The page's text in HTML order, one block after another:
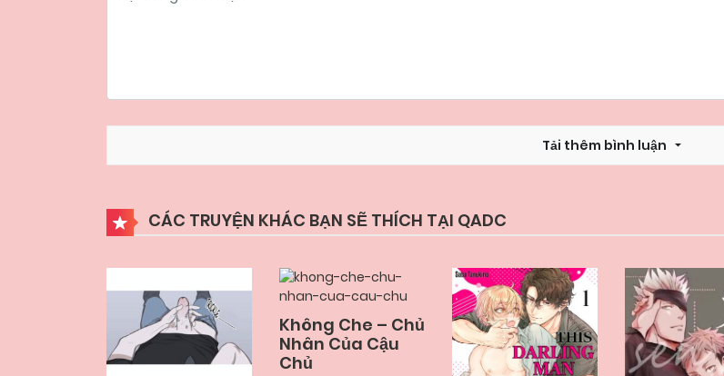
Tải thêm bình luận
CÁC TRUYỆN KHÁC BẠN SẼ THÍCH TẠI QADC
Không Che – Chủ
Nhân Của Cậu
Chủ